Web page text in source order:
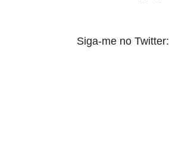
Siga-me no Twitter: